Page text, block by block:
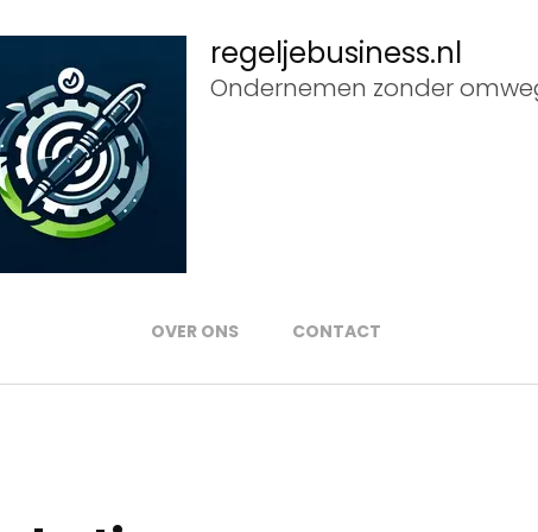
regeljebusiness.nl
Ondernemen zonder
OVER ONS CONTACT